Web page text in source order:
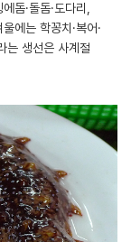
돔·돌돔·도다리,
에는 학꽁치·복어·
는 생선은 사계절